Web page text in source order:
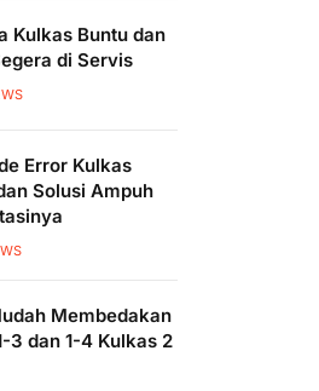
Kulkas Buntu dan
di Servis
Error Kulkas
Solusi Ampuh
Membedakan
3 dan 1-4 Kulkas 2